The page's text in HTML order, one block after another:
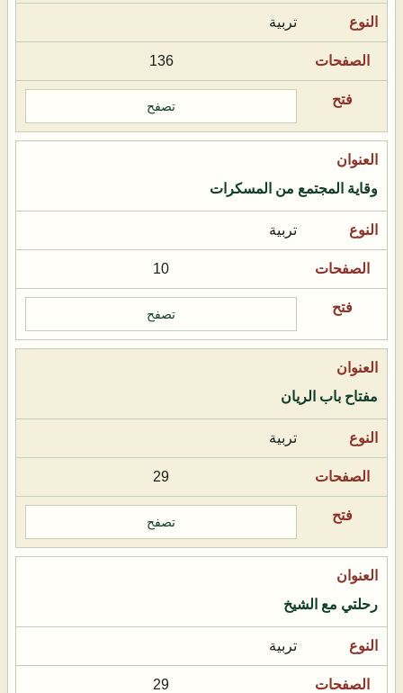
تربية
136
تصفح
وقاية المجتمع من المسكرات
تربية
10
تصفح
مفتاح باب الريان
تربية
29
تصفح
رحلتي مع الشيخ
تربية
29